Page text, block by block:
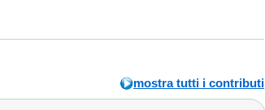
mostra tutti i contributi